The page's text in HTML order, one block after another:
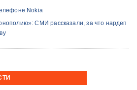
Nokia
СМИ рассказали, за что нардеп